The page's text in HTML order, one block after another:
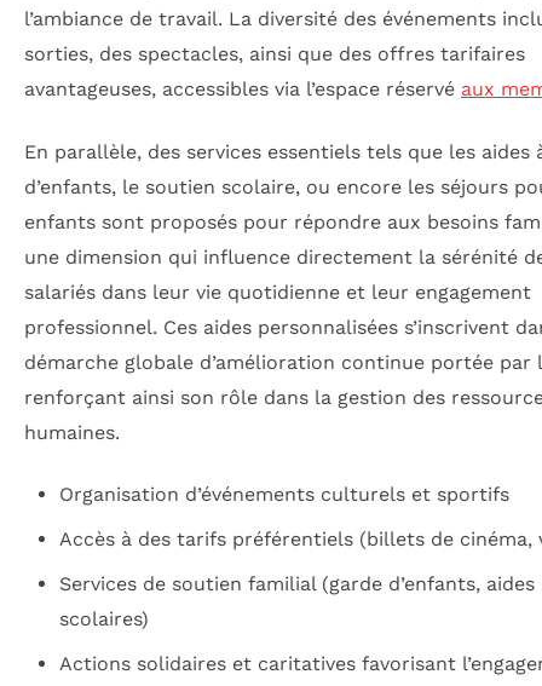
l’ambiance de travail. La diversité des événements
sorties, des spectacles, ainsi que des offres tarifaires
avantageuses, accessibles via l’espace réservé aux
En parallèle, des services essentiels tels que les aides
d’enfants, le soutien scolaire, ou encore les séjours
enfants sont proposés pour répondre aux besoins
une dimension qui influence directement la sérénité
salariés dans leur vie quotidienne et leur engagement
professionnel. Ces aides personnalisées s’inscrivent
démarche globale d’amélioration continue portée par
renforçant ainsi son rôle dans la gestion des
humaines.
Organisation d’événements culturels et sportifs
Accès à des tarifs préférentiels (billets de cinéma,
Services de soutien familial (garde d’enfants, aides
scolaires)
Actions solidaires et caritatives favorisant